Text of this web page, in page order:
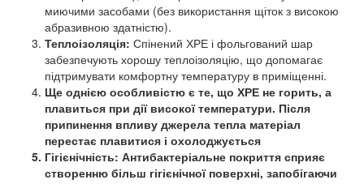
миючими засобами (без використання щіток з високою
абразивною здатністю).
Теплоізоляція: Спінений ХРЕ і фольгований шар
забезпечують хорошу теплоізоляцію, що допомагає
підтримувати комфортну температуру в приміщенні.
Ще однією особливістю є те, що ХРЕ не горить, а
плавиться при дії високої температури. Після
припинення впливу джерела тепла матеріал
перестає плавитися і охолоджується
Гігієнічність: Антибактеріальне покриття сприяє
створенню більш гігієнічної поверхні, запобігаючи